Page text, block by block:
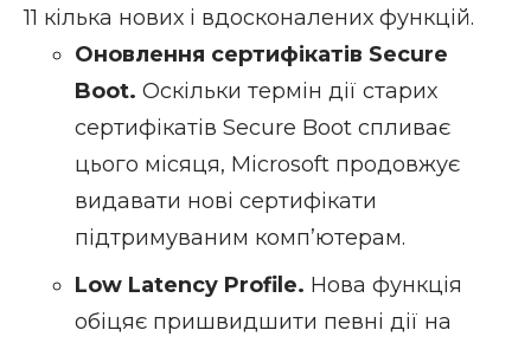
11 кілька нових і вдосконалених функцій.
Оновлення сертифікатів Secure
Boot. Оскільки термін дії старих
сертифікатів Secure Boot спливає
цього місяця, Microsoft продовжує
видавати нові сертифікати
підтримуваним компʼютерам.
Low Latency Profile. Нова функція
обіцяє пришвидшити певні дії на